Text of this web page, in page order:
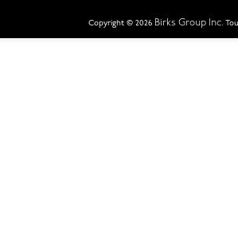
Copyright © 2026 Birks Group Inc.